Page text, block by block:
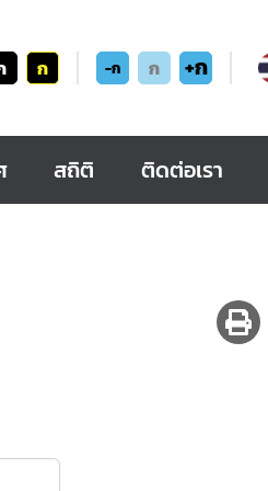
ก -ก ก +ก
สถิติ ติดต่อเรา